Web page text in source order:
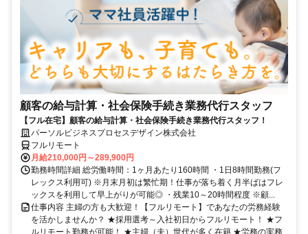
顧客の給与計算・社会保険手続き業務代行スタッフ
【フル在宅】顧客の給与計算・社会保険手続き業務代行スタッフ！
パーソルビジネスプロセスデザイン株式会社
フルリモート
月給210,000円～289,900円
勤務時間詳細 総労働時間：1ヶ月あたり160時間 ・1日8時間勤務(フ
レックス利用可) ※月末月初は繁忙期！仕事が落ち着く月半ばはフレ
ックスを利用して早上がりが可能◎ ・残業10～20時間程度 ※顧...
仕事内容 主婦の方も大歓迎！【フルリモート】であなたの労務経験
を活かしませんか？ ★採用選考～入社初日からフルリモート！ ★フ
ルリモート勤務が可能！ ★主婦（夫）世代が多く在籍 ★労務の実務